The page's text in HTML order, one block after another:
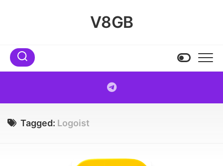
V8GB
Tagged: Logoist